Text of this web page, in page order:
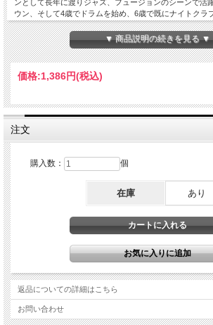
ンとして長年に渡りジャズ、フュージョンのシーンで活
ウン、そして4歳でドラムを始め、6歳で既にナイトクラ
いうデニス・チェンバース。彼のシングルストロークの
もスピードが速くてもドラムの音を完全にならし切るパ
クス、グルーヴも素晴らしく、いわゆる弱点がまるで無
くれます。あらゆる音楽ファンをノックアウトすること
セッションに興奮が高まること間違いなし！ライブ・ア
ズ、ルガーノ、スイス 07/09/2016 1.In Your Heart 2.Tit
▼ 商品説明の続きを見る ▼
価格:1,386円(税込)
注文
購入数： 個
在庫 あり
返品についての詳細はこちら
お問い合わせ